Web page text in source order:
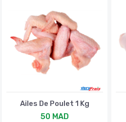
Ailes De Poulet 1 Kg
50 MAD